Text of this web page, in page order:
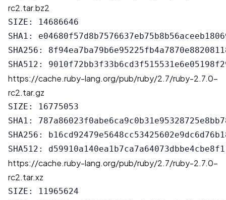
rc2.tar.bz2
SIZE: 14686646
SHA1:
SHA256:
https://cache.ruby-lang.org/pub/ruby/2.7/ruby-2.7.0-
rc2.tar.gz
SIZE: 16775053
SHA1:
SHA256:
https://cache.ruby-lang.org/pub/ruby/2.7/ruby-2.7.0-
rc2.tar.xz
SIZE: 11965624